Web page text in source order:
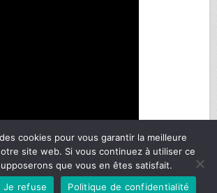
Sages de Vie © Copyright 2013-2025. Tous droits
réservés
cookies pour vous garantir la meilleure
site web. Si vous continuez à utiliser ce
que vous en êtes satisfait.
Je refuse Politique de confidentialité